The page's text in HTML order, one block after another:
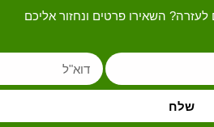
השאירו פרטים ונחזור אליכם
שלח